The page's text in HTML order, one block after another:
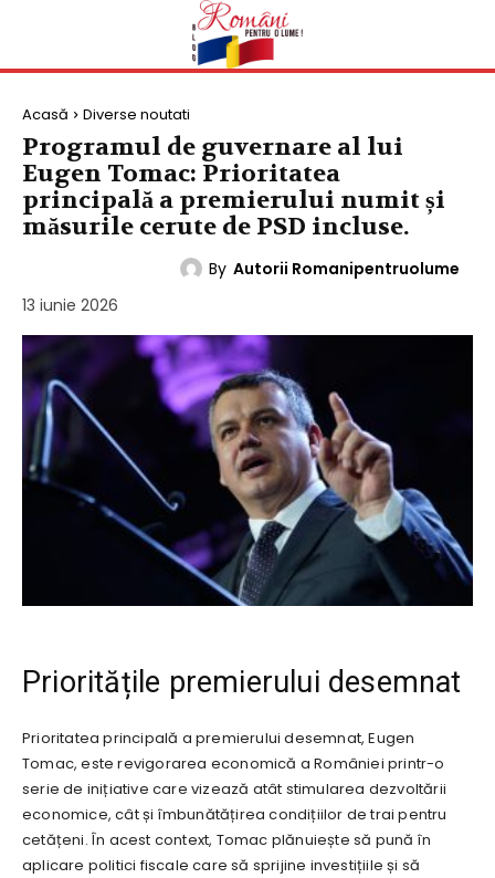
Acasă Diverse noutati
Programul de guvernare al lui
Eugen Tomac: Prioritatea
principală a premierului numit și
măsurile cerute de PSD incluse.
By Autorii Romanipentruolume
13 iunie 2026
Prioritățile premierului desemnat
Prioritatea principală a premierului desemnat, Eugen
Tomac, este revigorarea economică a României printr-o
serie de inițiative care vizează atât stimularea dezvoltării
economice, cât și îmbunătățirea condițiilor de trai pentru
cetățeni. În acest context, Tomac plănuiește să pună în
aplicare politici fiscale care să sprijine investițiile și să